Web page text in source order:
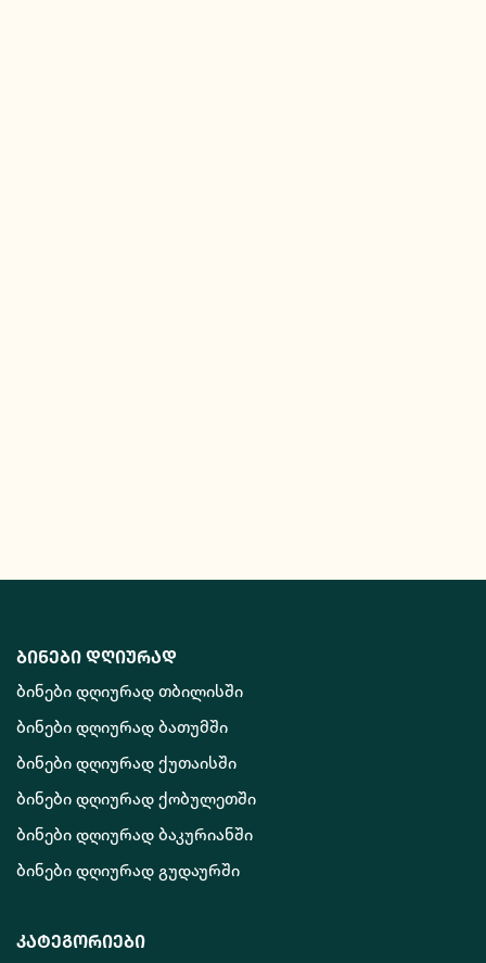
ბინები დღიურად
ბინები დღიურად თბილისში
ბინები დღიურად ბათუმში
ბინები დღიურად ქუთაისში
ბინები დღიურად ქობულეთში
ბინები დღიურად ბაკურიანში
ბინები დღიურად გუდაურში
კატეგორიები